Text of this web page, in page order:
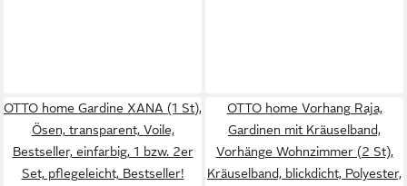
OTTO home Gardine XANA (1 St),
Ösen, transparent, Voile,
Bestseller, einfarbig, 1 bzw. 2er
Set, pflegeleicht, Bestseller!
OTTO home Vorhang Raja,
Gardinen mit Kräuselband,
Vorhänge Wohnzimmer (2 St),
Kräuselband, blickdicht, Polyester,